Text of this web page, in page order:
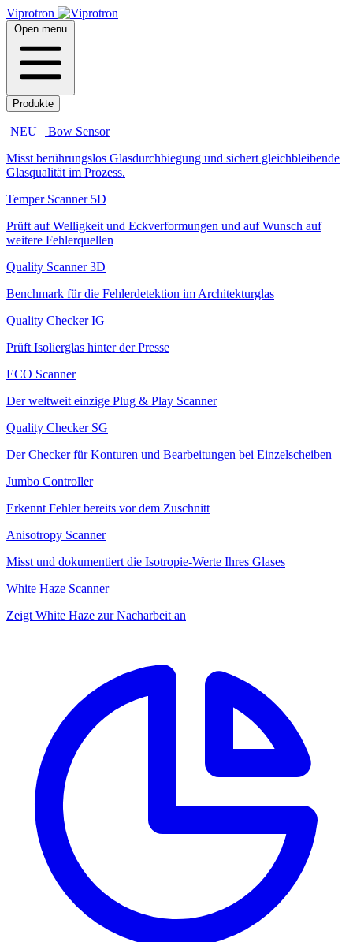
Viprotron
Open menu
Produkte
NEU
Bow Sensor
Misst berührungslos Glasdurchbiegung und sichert gleichbleibende
Glasqualität im Prozess.
Temper Scanner 5D
Prüft auf Welligkeit und Eckverformungen und auf Wunsch auf
weitere Fehlerquellen
Quality Scanner 3D
Benchmark für die Fehlerdetektion im Architekturglas
Quality Checker IG
Prüft Isolierglas hinter der Presse
ECO Scanner
Der weltweit einzige Plug & Play Scanner
Quality Checker SG
Der Checker für Konturen und Bearbeitungen bei Einzelscheiben
Jumbo Controller
Erkennt Fehler bereits vor dem Zuschnitt
Anisotropy Scanner
Misst und dokumentiert die Isotropie-Werte Ihres Glases
White Haze Scanner
Zeigt White Haze zur Nacharbeit an